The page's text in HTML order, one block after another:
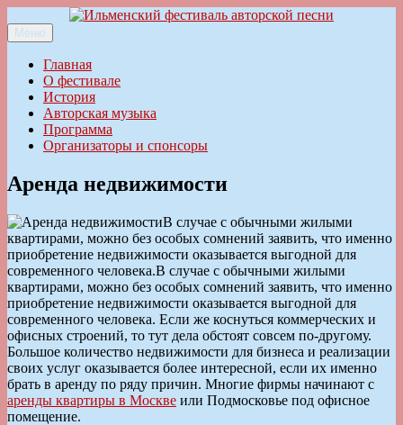
к
содержимому
Ильменский фестиваль авторской песни
Меню
Главная
О фестивале
История
Авторская музыка
Программа
Организаторы и спонсоры
Аренда недвижимости
В случае с обычными жилыми
квартирами, можно без особых сомнений заявить, что именно
приобретение недвижимости оказывается выгодной для
современного человека.В случае с обычными жилыми
квартирами, можно без особых сомнений заявить, что именно
приобретение недвижимости оказывается выгодной для
современного человека. Если же коснуться коммерческих и
офисных строений, то тут дела обстоят совсем по-другому.
Большое количество недвижимости для бизнеса и реализации
своих услуг оказывается более интересной, если их именно
брать в аренду по ряду причин. Многие фирмы начинают с
аренды квартиры в Москве или Подмосковье под офисное
помещение.